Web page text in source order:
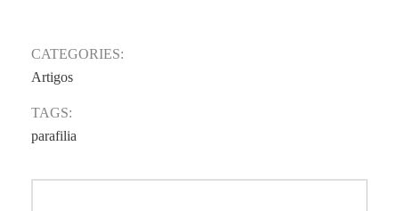
CATEGORIES:
Artigos
TAGS:
parafilia